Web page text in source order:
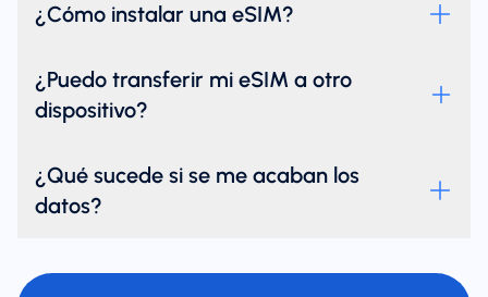
¿Cómo instalar una eSIM?
¿Puedo transferir mi eSIM a otro
dispositivo?
¿Qué sucede si se me acaban los
datos?